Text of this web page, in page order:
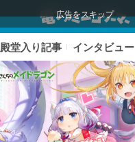
広告をスキップ
殿堂入り記事 インタビュー